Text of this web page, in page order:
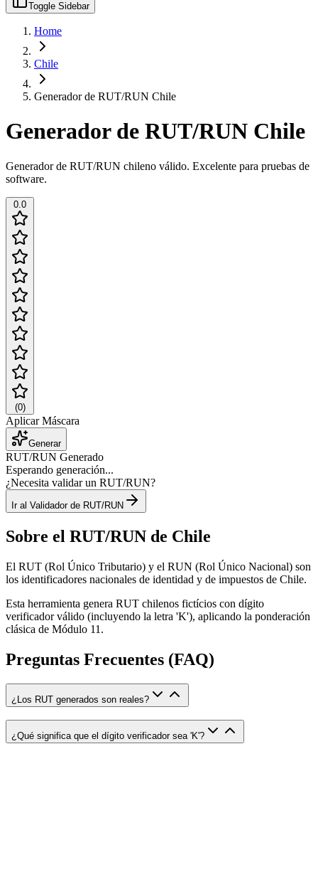
Toggle Sidebar
Home
Chile
Generador de RUT/RUN Chile
Generador de RUT/RUN Chile
Generador de RUT/RUN chileno válido. Excelente para pruebas de
software.
0.0
(0)
Aplicar Máscara
Generar
RUT/RUN Generado
Esperando generación...
¿Necesita validar un RUT/RUN?
Ir al Validador de RUT/RUN
Sobre el RUT/RUN de Chile
El RUT (Rol Único Tributario) y el RUN (Rol Único Nacional) son
los identificadores nacionales de identidad y de impuestos de Chile.
Esta herramienta genera RUT chilenos fictícios con dígito
verificador válido (incluyendo la letra 'K'), aplicando la ponderación
clásica de Módulo 11.
Preguntas Frecuentes (FAQ)
¿Los RUT generados son reales?
¿Qué significa que el dígito verificador sea 'K'?